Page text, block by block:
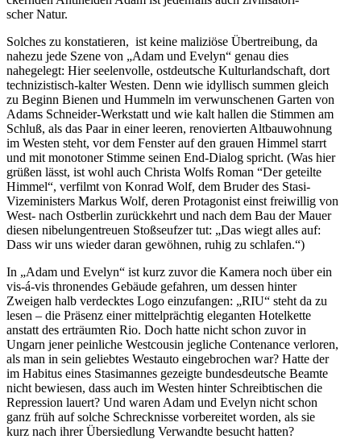
scher Natur.
Solches zu konsta­tieren, ist keine maliziöse Übertreibung, da
nahezu jede Szene von „Adam und Evelyn“ genau dies
nahegelegt: Hier seelen­volle, ostdeutsche Kultur­land­schaft, dort
techni­zis­tisch-kalter Westen. Denn wie idyllisch summen gleich
zu Beginn Bienen und Hummeln im verwun­schenen Garten von
Adams Schneider-Werkstatt und wie kalt hallen die Stimmen am
Schluß, als das Paar in einer leeren, renovierten Altbau­wohnung
im Westen steht, vor dem Fenster auf den grauen Himmel starrt
und mit monotoner Stimme seinen End-Dialog spricht. (Was hier
grüßen lässt, ist wohl auch Christa Wolfs Roman “Der geteilte
Himmel“, verfilmt von Konrad Wolf, dem Bruder des Stasi-
Vizemi­nisters Markus Wolf, deren Protagonist einst freiwillig von
West- nach Ostberlin zurück­kehrt und nach dem Bau der Mauer
diesen nibelun­gen­treuen Stoßseufzer tut: „Das wiegt alles auf:
Dass wir uns wieder daran gewöhnen, ruhig zu schlafen.“)
In „Adam und Evelyn“ ist kurz zuvor die Kamera noch über ein
vis-á-vis thronendes Gebäude gefahren, um dessen hinter
Zweigen halb verdecktes Logo einzu­fangen: „RIU“ steht da zu
lesen – die Präsenz einer mittel­prächtig eleganten Hotel­kette
anstatt des erträumten Rio. Doch hatte nicht schon zuvor in
Ungarn jener peinliche Westcousin jegliche Contenance verloren,
als man in sein geliebtes Westauto einge­brochen war? Hatte der
im Habitus eines Stasi­mannes gezeigte bundes­deutsche Beamte
nicht bewiesen, dass auch im Westen hinter Schreib­ti­schen die
Repression lauert? Und waren Adam und Evelyn nicht schon
ganz früh auf solche Schreck­nisse vorbe­reitet worden, als sie
kurz nach ihrer Übersiedlung Verwandte besucht hatten?